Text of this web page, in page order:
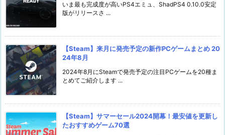
いま最も完成度が高いPS4エミュ、ShadPS4 0.10.0安定
版がリリースさ ...
【Steam】来月に発売予定の新作PCゲームまとめ 20
24年8月
2024年8月にSteamで発売予定の注目PCゲームを20種ま
とめてご紹介します ...
【Steam】サマーセール2024開幕！最安値を更新し
たおすすめゲーム70選